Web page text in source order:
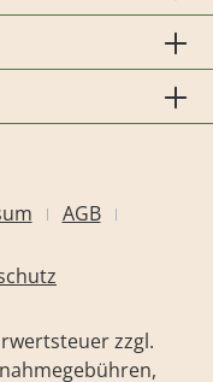
AGB
zzgl.